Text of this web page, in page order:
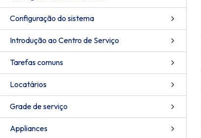
Configuração do sistema
Introdução ao Centro de Serviço
Tarefas comuns
Locatários
Grade de serviço
Appliances